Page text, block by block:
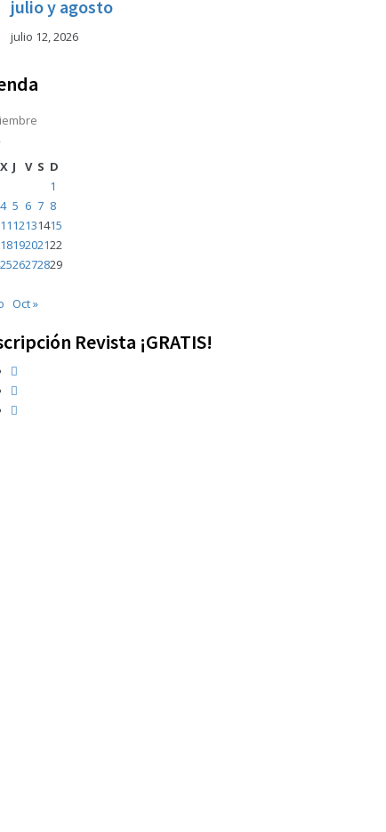
julio y agosto
julio 12, 2026
X J V S D
1
4 5 6 7 8
1112131415
1819202122
2526272829
Oct »
Revista ¡GRATIS!